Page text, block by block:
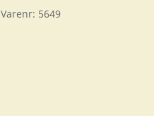
Varenr: 5649